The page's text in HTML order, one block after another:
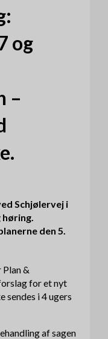
og
–
Schjølervej i
høring.
den 5.
Plan &
for et nyt
sendes i 4 ugers
af sagen